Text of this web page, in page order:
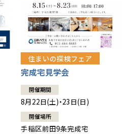
住まいの探検フェア
完成宅見学会
開催期間
8月22日(土)・23日(日)
開催場所
手稲区前田9条完成宅
千歳